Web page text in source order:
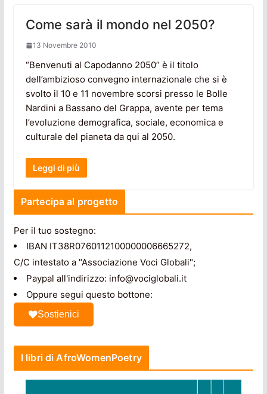
Come sarà il mondo nel 2050?
13 Novembre 2010
“Benvenuti al Capodanno 2050” è il titolo
dell’ambizioso convegno internazionale che si è
svolto il 10 e 11 novembre scorsi presso le Bolle
Nardini a Bassano del Grappa, avente per tema
l’evoluzione demografica, sociale, economica e
culturale del pianeta da qui al 2050.
Leggi di più
Partecipa al progetto
Per il tuo sostegno:
IBAN IT38R0760112100000006665272,
C/C intestato a "Associazione Voci Globali";
Paypal all'indirizzo: info@vociglobali.it
Oppure segui questo bottone:
Sostienici
I libri di AfroWomenPoetry